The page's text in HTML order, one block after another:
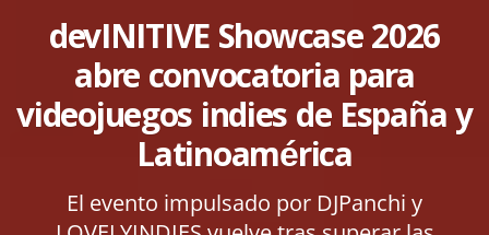
devINITIVE Showcase 2026
abre convocatoria para
videojuegos indies de España y
Latinoamérica
El evento impulsado por DJPanchi y